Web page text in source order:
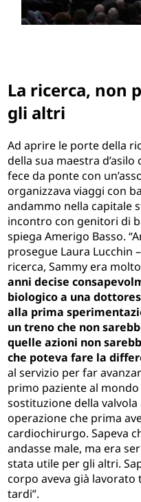
La ricerca, non
gli altri
Ad aprire le porte della
della sua maestra d’asilo
fece da ponte con
organizzava viaggi con
andammo nella capitale
incontro con genitori di
spiega Amerigo Basso.
prosegue Laura Lucchin
ricerca, Sammy era
anni decise
biologico a una
alla prima
un treno che non
quelle azioni non
che poteva fare la
al servizio per far
primo paziente al
sostituzione della
operazione che prima
cardiochirurgo. Sapeva
andasse male, ma era
stata utile per gli altri.
corpo aveva già
tardi”.